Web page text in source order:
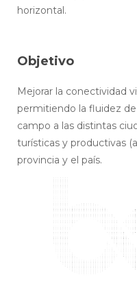
horizontal.
Objetivo
Mejorar la conectividad
permitiendo la fluidez
campo a las distintas
turísticas y productivas
provincia y el país.